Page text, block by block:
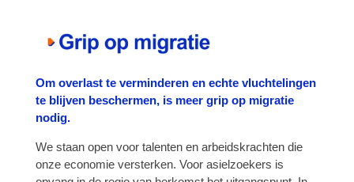
Om overlast te verminderen en echte vluchtelingen
te blijven beschermen, is meer grip op migratie
nodig.
We staan open voor talenten en arbeidskrachten die
onze economie versterken. Voor asielzoekers is